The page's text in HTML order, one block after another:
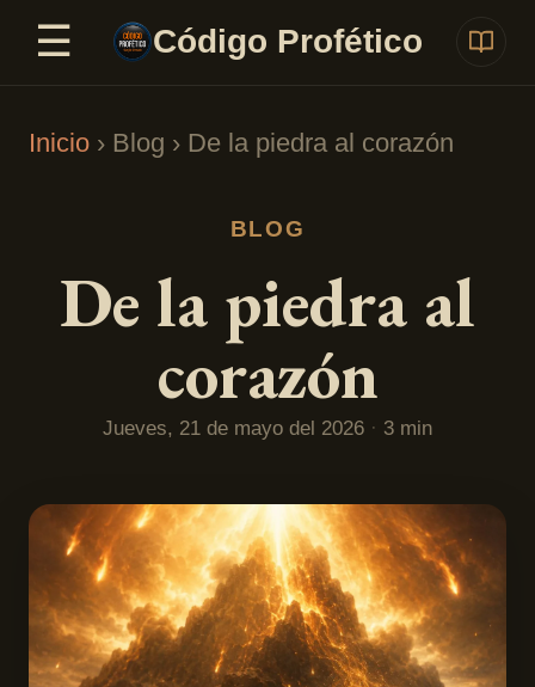
Saltar al contenido
☰ Código Profético
Inicio › Blog › De la piedra al corazón
BLOG
De la piedra al
corazón
Jueves, 21 de mayo del 2026 · 3 min